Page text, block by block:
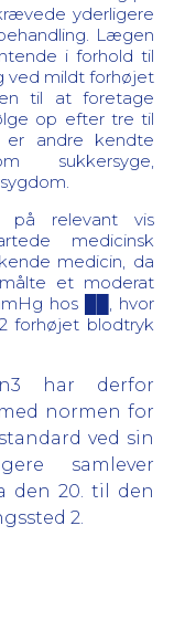
yderligere
Lægen
i forhold til
ved mildt forhøjet
til at foretage
op efter tre til
er andre kendte
sukkersyge,
på relevant vis
medicinsk
medicin, da
et moderat
hos ██, hvor
forhøjet blodtryk
har derfor
normen for
ved sin
samlever
den 20. til den
2.